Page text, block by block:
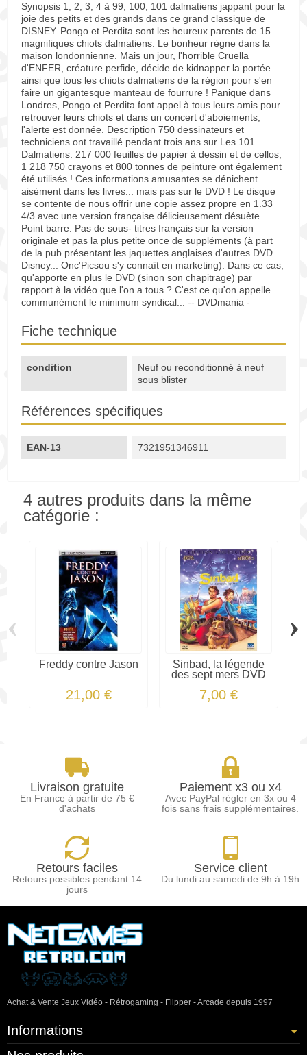
Synopsis 1, 2, 3, 4 à 99, 100, 101 dalmatiens jappant pour la
joie des petits et des grands dans ce grand classique de
DISNEY. Pongo et Perdita sont les heureux parents de 15
magnifiques chiots dalmatiens. Le bonheur règne dans la
maison londonnienne. Mais un jour, l'horrible Cruella
d'ENFER, créature perfide, décide de kidnapper la portée
ainsi que tous les chiots dalmatiens de la région pour s'en
faire un gigantesque manteau de fourrure ! Panique dans
Londres, Pongo et Perdita font appel à tous leurs amis pour
retrouver leurs chiots et dans un concert d'aboiements,
l'alerte est donnée. Description 750 dessinateurs et
techniciens ont travaillé pendant trois ans sur Les 101
Dalmatiens. 217 000 feuilles de papier à dessin et de cellos,
1 218 750 crayons et 800 tonnes de peinture ont également
été utilisés ! Ces informations amusantes se dénichent
aisément dans les livres... mais pas sur le DVD ! Le disque
se contente de nous offrir une copie assez propre en 1.33
4/3 avec une version française délicieusement désuète.
Point barre. Pas de sous- titres français sur la version
originale et pas la plus petite once de suppléments (à part
de la pub présentant les jaquettes anglaises d'autres DVD
Disney... Onc'Picsou s'y connaît en marketing). Dans ce cas,
qu'apporte en plus le DVD (sinon son chapitrage) par
rapport à la vidéo que l'on a tous ? C'est ce qu'on appelle
communément le minimum syndical... -- DVDmania -
Fiche technique
condition
Neuf ou reconditionné à neuf
sous blister
Références spécifiques
EAN-13 7321951346911
4 autres produits dans la même
catégorie :
Freddy contre Jason
21,00 €
Sinbad, la légende
des sept mers DVD
7,00 €
‹ ›
Livraison gratuite
En France à partir de 75 €
d'achats
Paiement x3 ou x4
Avec PayPal régler en 3x ou 4
fois sans frais supplémentaires.
Retours faciles
Retours possibles pendant 14
jours
Service client
Du lundi au samedi de 9h à 19h
Achat & Vente Jeux Vidéo - Rétrogaming - Flipper - Arcade depuis 1997
Informations